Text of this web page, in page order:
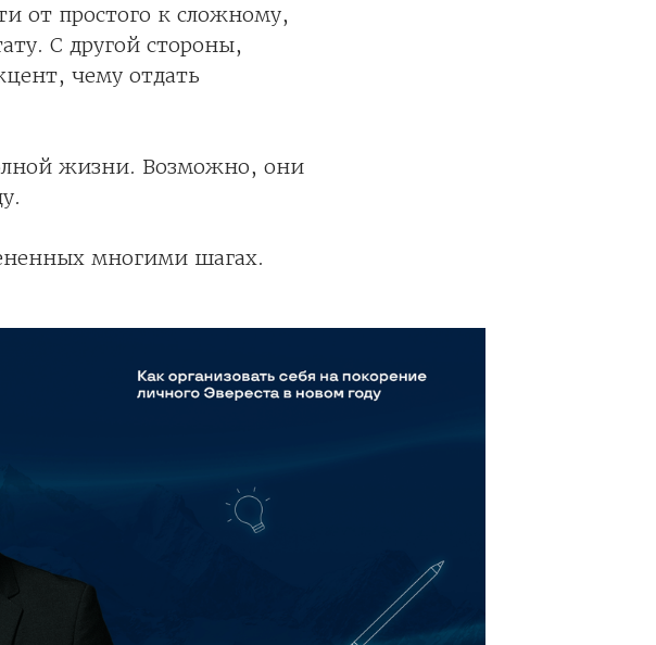
от простого к сложному,
С другой стороны,
чему отдать
жизни. Возможно, они
многими шагах.